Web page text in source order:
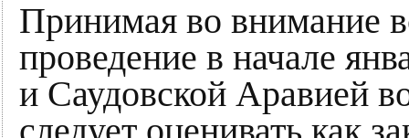
Принимая во внимание
проведение в начале
и Саудовской Аравией